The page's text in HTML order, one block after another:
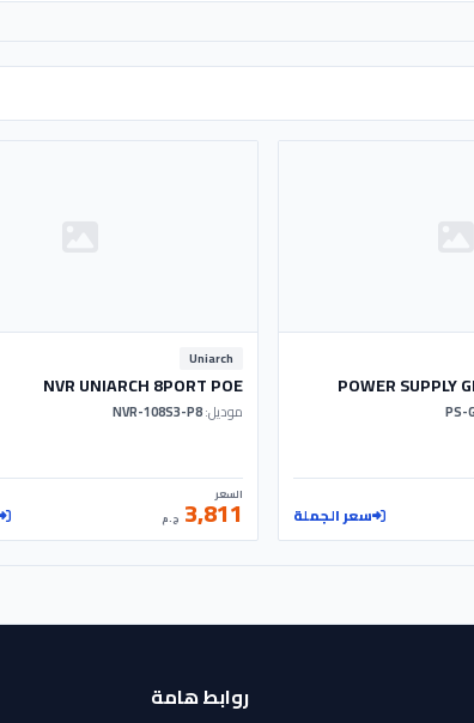
POWER SUPPLY
سعر الجملة
Uniarch
NVR UNIARCH 8PORT POE
موديل:
السعر
3,811 ج.م
روابط هامة